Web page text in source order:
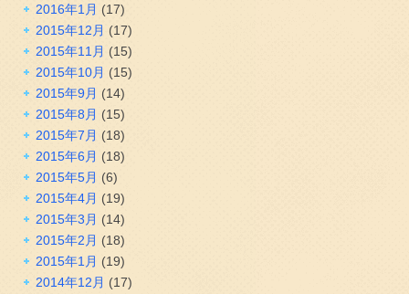
2016年1月 (17)
2015年12月 (17)
2015年11月 (15)
2015年10月 (15)
2015年9月 (14)
2015年8月 (15)
2015年7月 (18)
2015年6月 (18)
2015年5月 (6)
2015年4月 (19)
2015年3月 (14)
2015年2月 (18)
2015年1月 (19)
2014年12月 (17)